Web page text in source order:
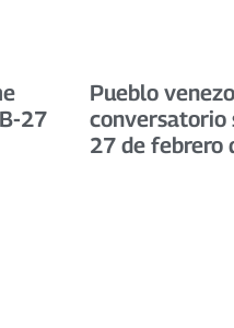
27
Pueblo
conversatorio
27 de febrero